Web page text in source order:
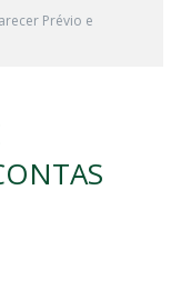
Prévio e